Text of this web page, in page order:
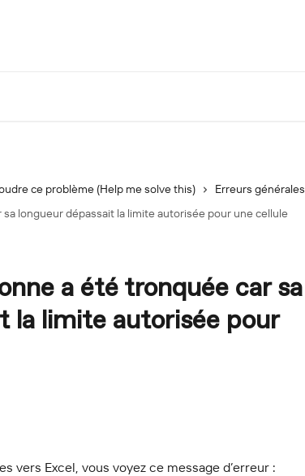
ce problème (Help me solve this)
Erreurs générales
longueur dépassait la limite autorisée pour une cellule
a été tronquée car sa
la limite autorisée pour
vers Excel, vous voyez ce message d’erreur :